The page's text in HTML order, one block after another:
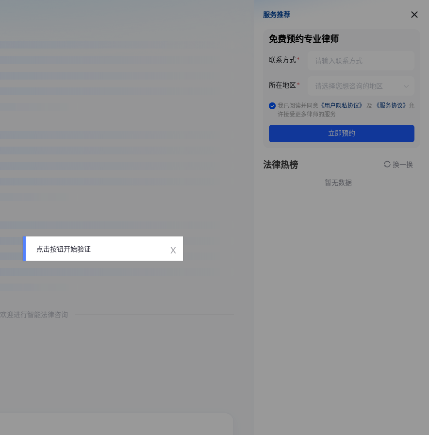
欢迎进行智能法律咨询
服务推荐
服务推荐
免费预约专业律师
联系方式
所在地区
我已阅读并同意 《用户隐私协议》 及 《服务协议》 允
许接受更多律师的服务
立即预约
法律热榜 换一换
暂无数据
点击按钮开始验证 x